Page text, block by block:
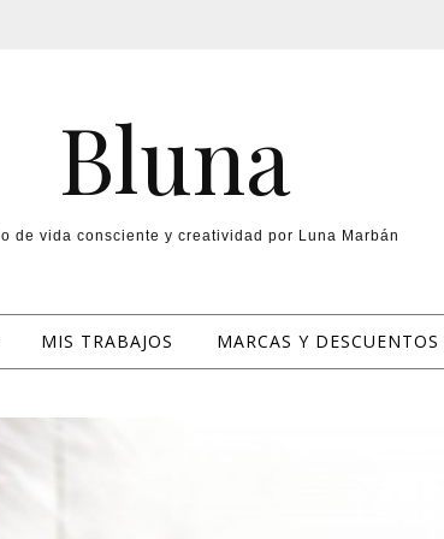
Bluna
de vida consciente y creatividad por Luna Marbán
MIS TRABAJOS MARCAS Y DESCUENTOS